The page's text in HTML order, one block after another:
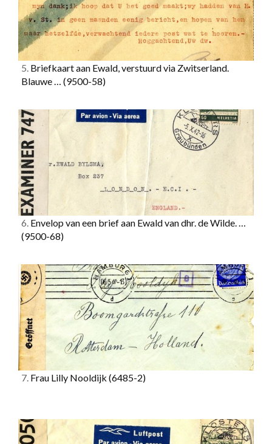
5. Briefkaart aan Ewald, verstuurd via Zwitserland.
Blauwe … (9500-58)
6. Envelop van een brief aan Ewald van dhr. de Wilde. …
(9500-68)
7. Frau Lilly Nooldijk (6485-2)